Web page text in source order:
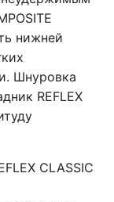
нижней
Шнуровка
REFLEX
CLASSIC